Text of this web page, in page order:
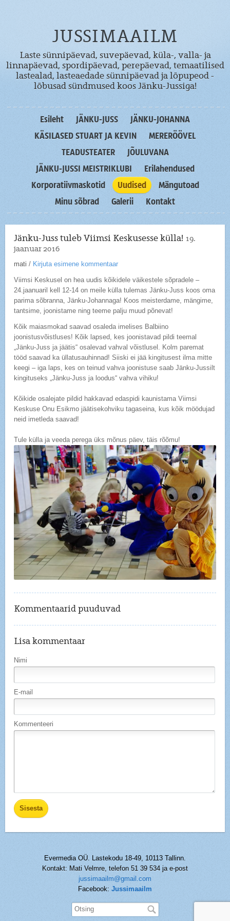
JUSSIMAAILM
Laste sünnipäevad, suvepäevad, küla-, valla- ja
linnapäevad, spordipäevad, perepäevad, temaatilised
lastealad, lasteaedade sünnipäevad ja lõpupeod -
lõbusad sündmused koos Jänku-Jussiga!
Esileht JÄNKU-JUSS
JÄNKU-JOHANNA
KÄSILASED STUART JA KEVIN
MERERÖÖVEL
TEADUSTEATER
JÕULUVANA
JÄNKU-JUSSI MEISTRIKLUBI
Erilahendused
Korporatiivmaskotid
Uudised
Mängutoad
Minu sõbrad
Galerii Kontakt
Jänku-Juss tuleb Viimsi Keskusesse külla! 19.
jaanuar 2016
mati / Kirjuta esimene kommentaar
Viimsi Keskusel on hea uudis kõikidele väikestele sõpradele –
24.jaanuaril kell 12-14 on meile külla tulemas Jänku-Juss koos oma
parima sõbranna, Jänku-Johannaga! Koos meisterdame, mängime,
tantsime, joonistame ning teeme palju muud põnevat!
Kõik maiasmokad saavad osaleda imelises Balbiino
joonistusvõistluses! Kõik lapsed, kes joonistavad pildi teemal
„Jänku-Juss ja jäätis“ osalevad vahval võistlusel. Kolm paremat
tööd saavad ka üllatusauhinnad! Siiski ei jää kingitusest ilma mitte
keegi – iga laps, kes on teinud vahva joonistuse saab Jänku-Jussilt
kingituseks „Jänku-Juss ja loodus“ vahva vihiku!
Kõikide osalejate pildid hakkavad edaspidi kaunistama Viimsi
Keskuse Onu Esikmo jäätisekohviku tagaseina, kus kõik möödujad
neid imetleda saavad!
Tule külla ja veeda perega üks mõnus päev, täis rõõmu!
Kommentaarid puuduvad
Lisa kommentaar
Nimi
E-mail
Kommenteeri
Evermedia OÜ. Lastekodu 18-49, 10113 Tallinn.
Kontakt: Mati Velmre, telefon 51 39 534 ja e-post
jussimaailm@gmail.com
Facebook: Jussimaailm